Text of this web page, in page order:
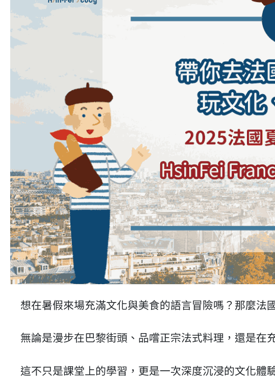
想在暑假來場充滿文化與美食的語言冒險嗎？那麼法
無論是漫步在巴黎街頭、品嚐正宗法式料理，還是在
這不只是課堂上的學習，更是一次深度沉浸的文化體